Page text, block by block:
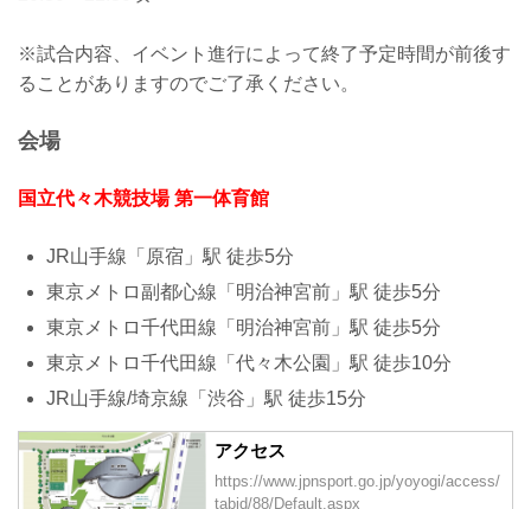
※試合内容、イベント進行によって終了予定時間が前後す
ることがありますのでご了承ください。
会場
国立代々木競技場 第一体育館
JR山手線「原宿」駅 徒歩5分
東京メトロ副都心線「明治神宮前」駅 徒歩5分
東京メトロ千代田線「明治神宮前」駅 徒歩5分
東京メトロ千代田線「代々木公園」駅 徒歩10分
JR山手線/埼京線「渋谷」駅 徒歩15分
アクセス
https://www.jpnsport.go.jp/yoyogi/access/
tabid/88/Default.aspx